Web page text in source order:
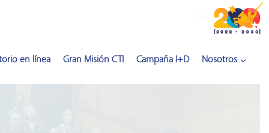
Inserta HTML aquí
en línea Gran Misión CTI Campaña I+D Nosotros